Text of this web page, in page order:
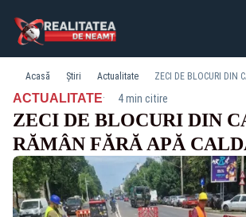
Acasă Știri Actualitate
ACTUALITATE· 4 min citire
ZECI DE BLOCURI DIN
RĂMÂN FĂRĂ APĂ